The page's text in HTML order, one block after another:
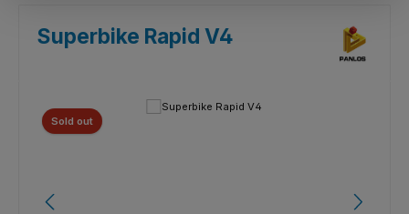
Superbike Rapid V4
Ignorer la galerie d'images
Sold out